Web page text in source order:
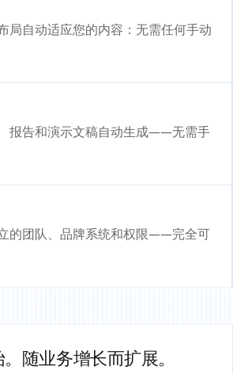
局自动适应您的内容：无需任何手动
报告和演示文稿自动生成——无需手
的团队、品牌系统和权限——完全可
随业务增长而扩展。